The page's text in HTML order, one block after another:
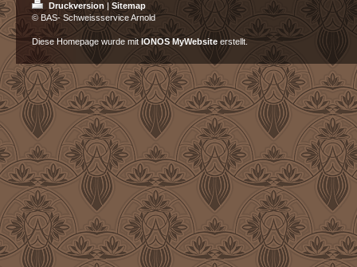
Druckversion| Sitemap
© BAS- Schweissservice Arnold
Diese Homepage wurde mitIONOS MyWebsite erstellt.